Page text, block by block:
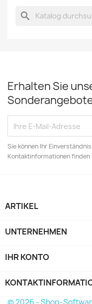
search
Erhalten Sie
Sie können Ihr
Kontaktinformationen finden
ARTIKEL
UNTERNEHMEN
IHR KONTO